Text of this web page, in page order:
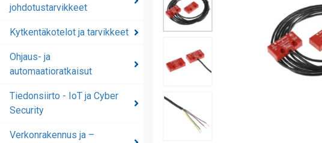
johdotustarvikkeet
Kytkentäkotelot ja tarvikkeet
Ohjaus- ja
automaatioratkaisut
Tiedonsiirto - IoT ja Cyber
Security
Verkonrakennus ja –
johdotustarvikkeet
Kytkentäkotelot ja
Ohjaus- ja
Tiedonsiirto - IoT ja
Cyber Security